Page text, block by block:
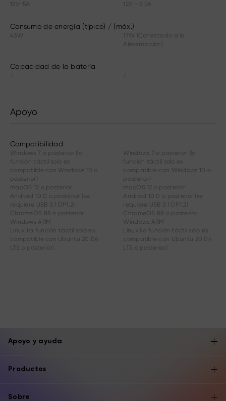
12V⎓5A 12V ⎓ 2,5A
Consumo de energía (típico) / (máx.)
43W
17W (Conectado a la
Alimentación)
Capacidad de la batería
Apoyo
Compatibilidad
Windows 7 o posterior (la
función táctil solo es
compatible con Windows 10 o
posterior)
macOS 12 o posterior
Android 10.0 o posterior (se
requiere USB 3.1 DP1.2)
ChromeOS 88 o posterior
Windows ARM
Linux (la función táctil solo es
compatible con Ubuntu 20.04
LTS o posterior)
Windows 7 o posterior (la
función táctil solo es
compatible con Windows 10 o
posterior)
macOS 12 o posterior
Android 10.0 o posterior (se
requiere USB 3.1 DP1.2)
ChromeOS 88 o posterior
Windows ARM
Linux (la función táctil solo es
compatible con Ubuntu 20.04
LTS o posterior)
Apoyo y ayuda
Productos
Sobre